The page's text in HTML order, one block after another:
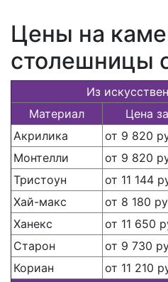
Цены на
столешницы
Из
Материал
Цена
Акрилика
от 9 820
Монтелли
от 9 820
Тристоун
от 11 144
Хай-макс
от 8 180
Ханекс
от 11 650
Старон
от 9 730
Кориан
от 11 210